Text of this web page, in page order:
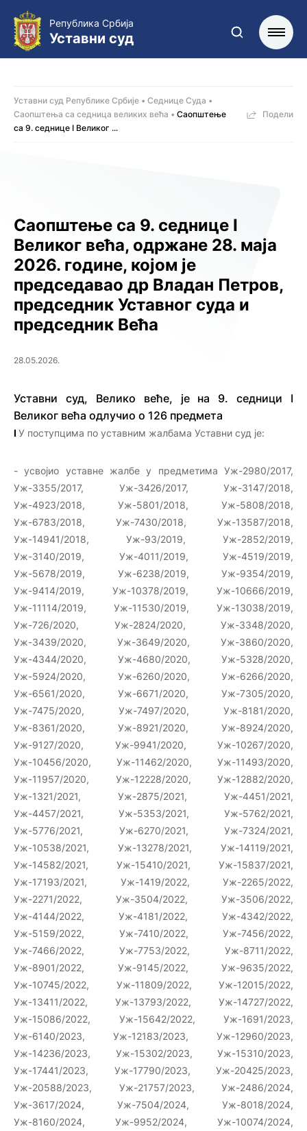
Република Србија
Уставни суд
Саопштење са 9. седницe I
Великог већа, одржанe 28. маја
2026. године, којoм је
председавао др Владан Петров,
председник Уставног суда и
председник Већа
28.05.2026.
Уставни суд, Велико веће, је на 9. седници I
Великог већа одлучио о 126 предмета
I У поступцима по уставним жалбама Уставни суд је:
- усвојио уставне жалбе у предметима Уж-2980/2017,
Уж-3355/2017, Уж-3426/2017, Уж-3147/2018,
Уж-4923/2018, Уж-5801/2018, Уж-5808/2018,
Уж-6783/2018, Уж-7430/2018, Уж-13587/2018,
Уж-14941/2018, Уж-93/2019, Уж-2852/2019,
Уж-3140/2019, Уж-4011/2019, Уж-4519/2019,
Уж-5678/2019, Уж-6238/2019, Уж-9354/2019,
Уж-9414/2019, Уж-10378/2019, Уж-10666/2019,
Уж-11114/2019, Уж-11530/2019, Уж-13038/2019,
Уж-726/2020, Уж-2824/2020, Уж-3348/2020,
Уж-3439/2020, Уж-3649/2020, Уж-3860/2020,
Уж-4344/2020, Уж-4680/2020, Уж-5328/2020,
Уж-5924/2020, Уж-6260/2020, Уж-6266/2020,
Уж-6561/2020, Уж-6671/2020, Уж-7305/2020,
Уж-7475/2020, Уж-7497/2020, Уж-8181/2020,
Уж-8361/2020, Уж-8921/2020, Уж-8924/2020,
Уж-9127/2020, Уж-9941/2020, Уж-10267/2020,
Уж-10456/2020, Уж-11462/2020, Уж-11493/2020,
Уж-11957/2020, Уж-12228/2020, Уж-12882/2020,
Уж-1321/2021, Уж-2875/2021, Уж-4451/2021,
Уж-4457/2021, Уж-5353/2021, Уж-5762/2021,
Уж-5776/2021, Уж-6270/2021, Уж-7324/2021,
Уж-10538/2021, Уж-13278/2021, Уж-14119/2021,
Уж-14582/2021, Уж-15410/2021, Уж-15837/2021,
Уж-17193/2021, Уж-1419/2022, Уж-2265/2022,
Уж-2271/2022, Уж-3504/2022, Уж-3506/2022,
Уж-4144/2022, Уж-4181/2022, Уж-4342/2022,
Уж-5159/2022, Уж-7410/2022, Уж-7456/2022,
Уж-7466/2022, Уж-7753/2022, Уж-8711/2022,
Уж-8901/2022, Уж-9145/2022, Уж-9635/2022,
Уж-10745/2022, Уж-11809/2022, Уж-12015/2022,
Уж-13411/2022, Уж-13793/2022, Уж-14727/2022,
Уж-15086/2022, Уж-15642/2022, Уж-1691/2023,
Уж-6140/2023, Уж-12183/2023, Уж-12960/2023,
Уж-14236/2023, Уж-15302/2023, Уж-15310/2023,
Уж-17441/2023, Уж-17790/2023, Уж-20425/2023,
Уж-20588/2023, Уж-21757/2023, Уж-2486/2024,
Уж-3617/2024, Уж-7504/2024, Уж-8018/2024,
Уж-8160/2024, Уж-9952/2024, Уж-10074/2024,
Уставни суд Републике Србије
Седнице Суда
Саопштења са седница великих већа
Саопштење
са 9. седницe I Великог ...
Подели